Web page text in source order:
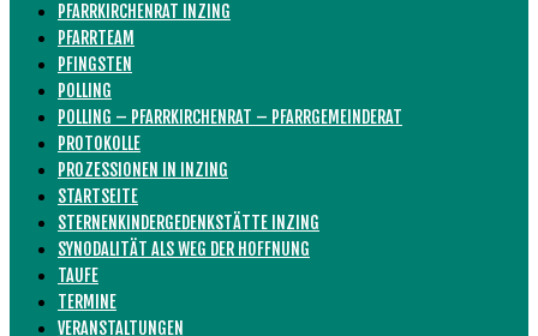
PFARRKIRCHENRAT INZING
PFARRTEAM
PFINGSTEN
POLLING
POLLING – PFARRKIRCHENRAT – PFARRGEMEINDERAT
PROTOKOLLE
PROZESSIONEN IN INZING
STARTSEITE
STERNENKINDERGEDENKSTÄTTE INZING
SYNODALITÄT ALS WEG DER HOFFNUNG
TAUFE
TERMINE
VERANSTALTUNGEN